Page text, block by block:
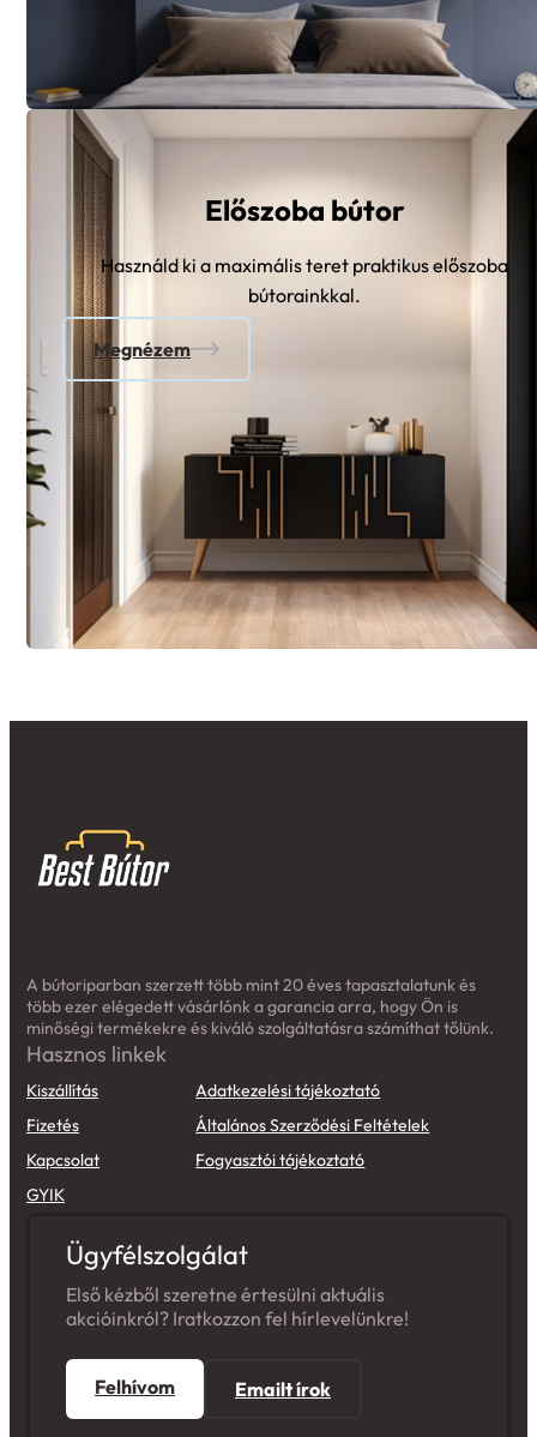
Előszoba bútor
Használd ki a maximális teret praktikus előszoba
bútorainkkal.
Megnézem
több ezer elégedett vásárlónk a garancia arra, hogy Ön is
minőségi termékekre és kiváló szolgáltatásra számíthat tőlünk.
Hasznos linkek
Kiszállítás
Fizetés
Kapcsolat
GYIK
Általános Szerződési Feltételek
Fogyasztói tájékoztató
Első kézből szeretne értesülni aktuális
akcióinkról? Iratkozzon fel hírlevelünkre!
Felhívom